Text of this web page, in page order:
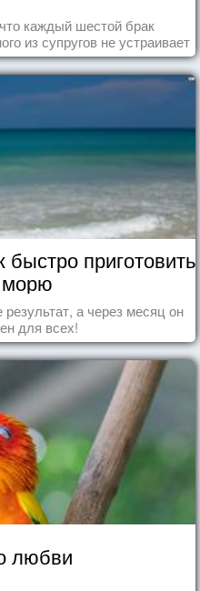
каждый шестой брак
из супругов не устраивает
ему в семье.
быстро приготовить
морю
а через месяц он
для всех!
любви